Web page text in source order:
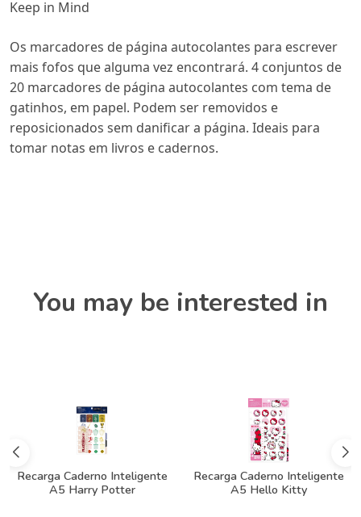
Keep in Mind
Os marcadores de página autocolantes para escrever
mais fofos que alguma vez encontrará. 4 conjuntos de
20 marcadores de página autocolantes com tema de
gatinhos, em papel. Podem ser removidos e
reposicionados sem danificar a página. Ideais para
tomar notas em livros e cadernos.
You may be interested in
Recarga Caderno Inteligente
A5 Harry Potter
Recarga Caderno Inteligente
A5 Hello Kitty